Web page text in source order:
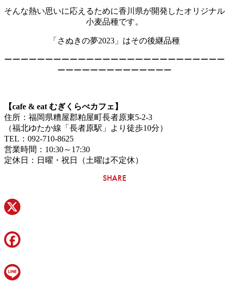
そんな熱い思いに応えるために香川県が開発したオリジナル
小麦品種です。
「さぬきの夢2023」はその後継品種
ーーーーーーーーーーーーーーーーーーーーーーーーーーー
ーーーーーーーーーーーーーー
【cafe & eat むぎくらべカフェ】
住所：福岡県糟屋郡粕屋町長者原東5-2-3
（福北ゆたか線「長者原駅」より徒歩10分）
TEL：092-710-8625
営業時間：10:30～17:30
定休日：日曜・祝日（土曜は不定休）
SHARE